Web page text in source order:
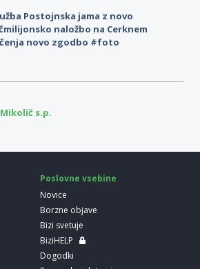
Postojnska jama z novo
naložbo na Cerknem
novo zgodbo #foto
s.p.
Poslovne vsebine
Novice
Borzne objave
Bizi svetuje
BiziHELP
Dogodki